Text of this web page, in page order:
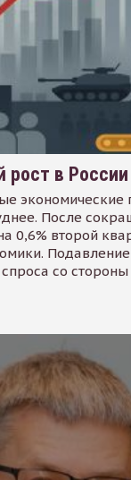
рост в
После
0,6% второй
спроса со